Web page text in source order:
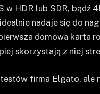
w HDR lub SDR, bądź
nadaje się do
domowa karta
skorzystają z niej
firma Elgato, ale